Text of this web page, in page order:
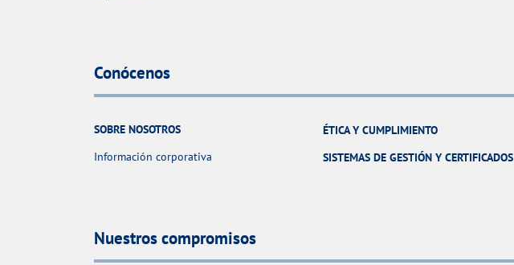
Conócenos
SOBRE NOSOTROS
Información corporativa
ÉTICA Y CUMPLIMIENTO
SISTEMAS DE GESTIÓN Y CERTIFICADOS
Nuestros compromisos